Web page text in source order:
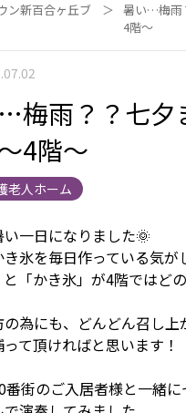
ン新百合ヶ丘ブ
＞
暑い…梅雨
4階～
梅雨？？七夕
4階～
老人ホーム
一日になりました🌞
氷を毎日作っている気が
と「かき氷」が4階ではど
為にも、どんどん召し上
て頂ければと思います！
番街のご入居者様と一緒